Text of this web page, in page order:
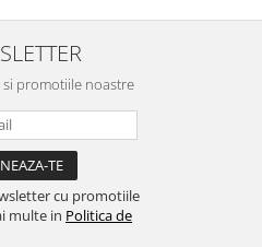
promotiile noastre
cu promotiile
multe in Politica de